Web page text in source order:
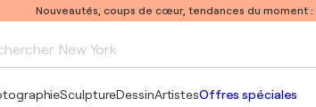
Nouveautés, coups de cœur, tendances du moment :
New York
SculptureDessinArtistesOffres spéciales